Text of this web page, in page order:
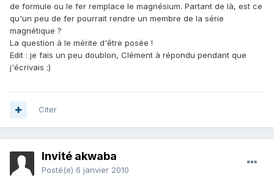
de formule ou le fer remplace le magnésium. Partant de là, est ce
qu'un peu de fer pourrait rendre un membre de la série
magnétique ?
La question à le mérite d'être posée !
Edit : je fais un peu doublon, Clément à répondu pendant que
j'écrivais :)
Citer
Invité akwaba
Posté(e) 6 janvier 2010